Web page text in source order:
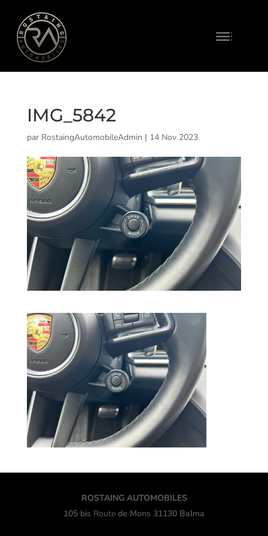
IMG_5842
par RostaingAutomobileAdmin | 14 Nov 2023
ROSTAING AUTOMOBILES
105 bis Route de Mons 31130 Balma